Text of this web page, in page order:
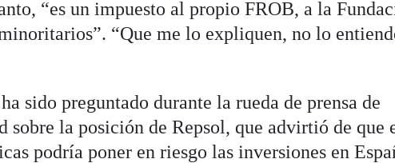
“es un impuesto al propio FROB, a la
“Que me lo expliquen, no lo
sido preguntado durante la rueda de prensa de
sobre la posición de Repsol, que advirtió de que
podría poner en riesgo las inversiones en